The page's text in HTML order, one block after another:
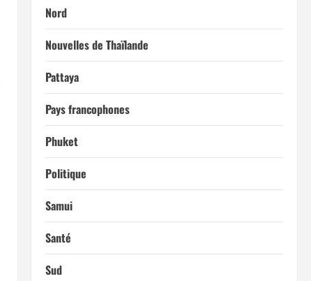
Nord
Nouvelles de Thaïlande
Pattaya
Pays francophones
Phuket
Politique
Samui
Santé
Sud